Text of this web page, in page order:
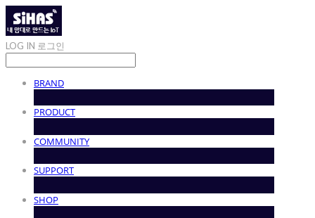
LOG IN 로그인
BRAND
PRODUCT
COMMUNITY
SUPPORT
SHOP